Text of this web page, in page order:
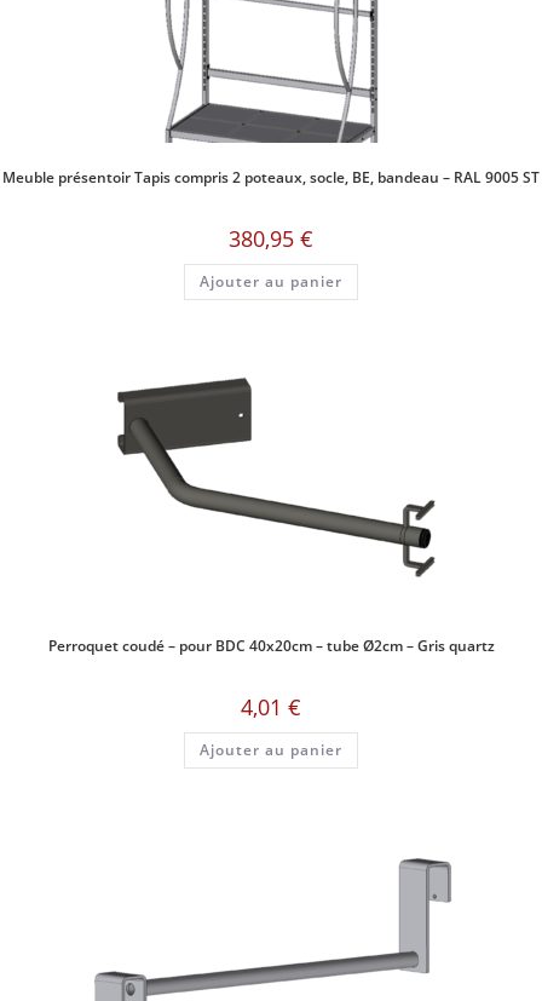
Meuble présentoir Tapis compris 2 poteaux, socle, BE, bandeau – RAL 9005 ST
380,95 €
Ajouter au panier
Perroquet coudé – pour BDC 40x20cm – tube Ø2cm – Gris quartz
4,01 €
Ajouter au panier